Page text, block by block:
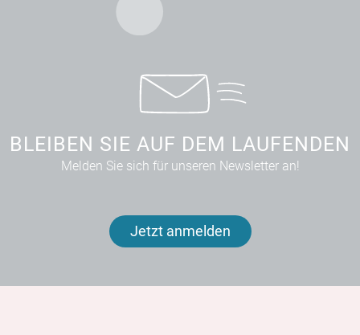
BLEIBEN SIE AUF DEM LAUFENDEN
Melden Sie sich für unseren Newsletter an!
Jetzt anmelden